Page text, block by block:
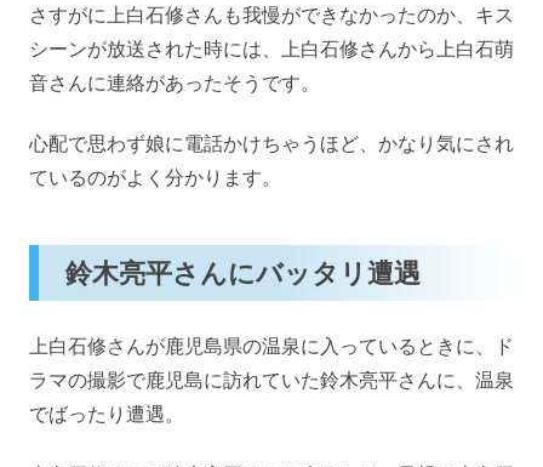
さすがに上白石修さんも我慢ができなかったのか、キス
シーンが放送された時には、上白石修さんから上白石萌
音さんに連絡があったそうです。
心配で思わず娘に電話かけちゃうほど、かなり気にされ
ているのがよく分かります。
鈴木亮平さんにバッタリ遭遇
上白石修さんが鹿児島県の温泉に入っているときに、ド
ラマの撮影で鹿児島に訪れていた鈴木亮平さんに、温泉
でばったり遭遇。